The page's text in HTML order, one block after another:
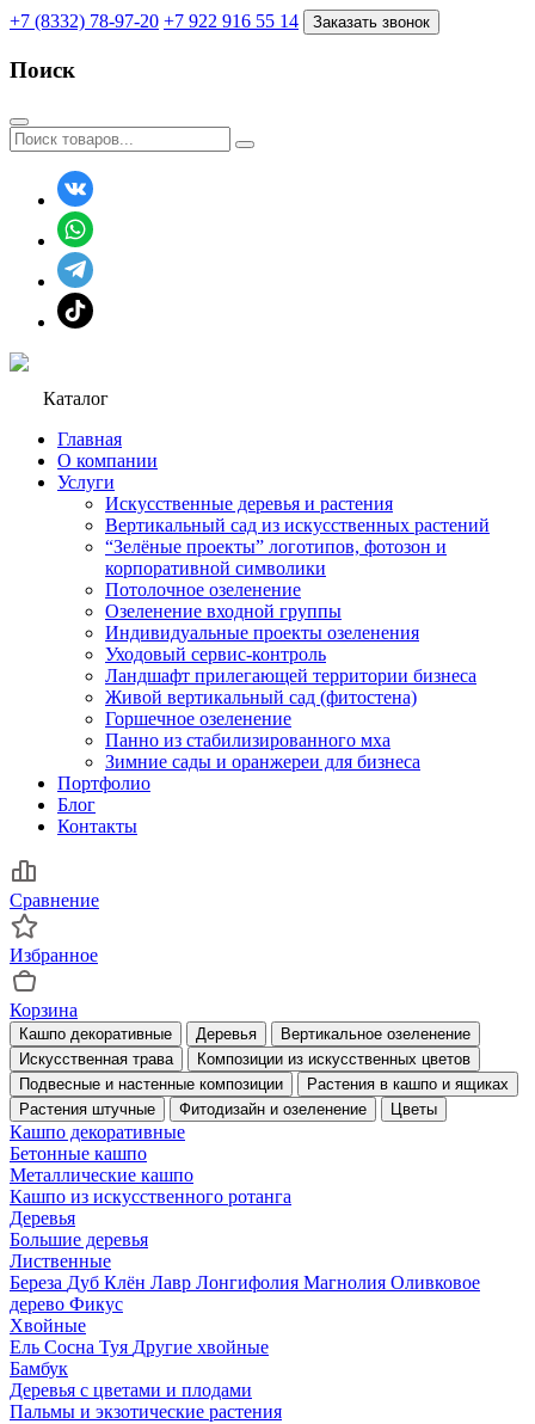
+7 (8332) 78-97-20 +7 922 916 55 14 Заказать звонок
Поиск
Каталог
Главная
О компании
Услуги
Искусственные деревья и растения
Вертикальный сад из искусственных растений
“Зелёные проекты” логотипов, фотозон и
корпоративной символики
Потолочное озеленение
Озеленение входной группы
Индивидуальные проекты озеленения
Уходовый сервис-контроль
Ландшафт прилегающей территории бизнеса
Живой вертикальный сад (фитостена)
Горшечное озеленение
Панно из стабилизированного мха
Зимние сады и оранжереи для бизнеса
Портфолио
Блог
Контакты
Сравнение
Избранное
Корзина
Кашпо декоративные Деревья
Вертикальное озеленение
Искусственная трава
Композиции из искусственных цветов
Подвесные и настенные композиции
Растения в кашпо и ящиках
Растения штучные
Фитодизайн и озеленение Цветы
Кашпо декоративные
Бетонные кашпо
Металлические кашпо
Кашпо из искусственного ротанга
Деревья
Большие деревья
Лиственные
Береза Дуб Клён Лавр Лонгифолия Магнолия Оливковое
дерево Фикус
Хвойные
Ель Сосна Туя Другие хвойные
Бамбук
Деревья с цветами и плодами
Пальмы и экзотические растения